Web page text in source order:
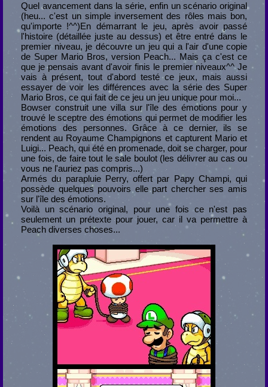
Quel avancement dans la série, enfin un scénario original
(heu... c'est un simple inversement des rôles mais bon,
qu'importe !^^)En démarrant le jeu, après avoir passé
l'histoire (détaillée juste au dessus) et être entré dans le
premier niveau, je découvre un jeu qui a l'air d'une copie
de Super Mario Bros, version Peach... Mais ça c'est ce
que je pensais avant d'avoir finis le premier niveaux^^ Je
vais à présent, tout d'abord testé ce jeux, mais aussi
essayer de voir les différences avec la série des Super
Mario Bros, ce qui fait de ce jeu un jeu unique pour moi...
Bowser construit une villa sur l'île des émotions pour y
trouvé le sceptre des émotions qui permet de modifier les
émotions des personnes. Grâce à ce dernier, ils se
rendent au Royaume Champignons et capturent Mario et
Luigi... Peach, qui été en promenade, doit se charger, pour
une fois, de faire tout le sale boulot (les délivrer au cas ou
vous ne l'auriez pas compris...)
Armés du parapluie Perry, offert par Papy Champi, qui
possède quelques pouvoirs elle part chercher ses amis
sur l'île des émotions.
Voilà un scénario original, pour une fois ce n'est pas
seulement un prétexte pour jouer, car il va permettre à
Peach diverses choses...